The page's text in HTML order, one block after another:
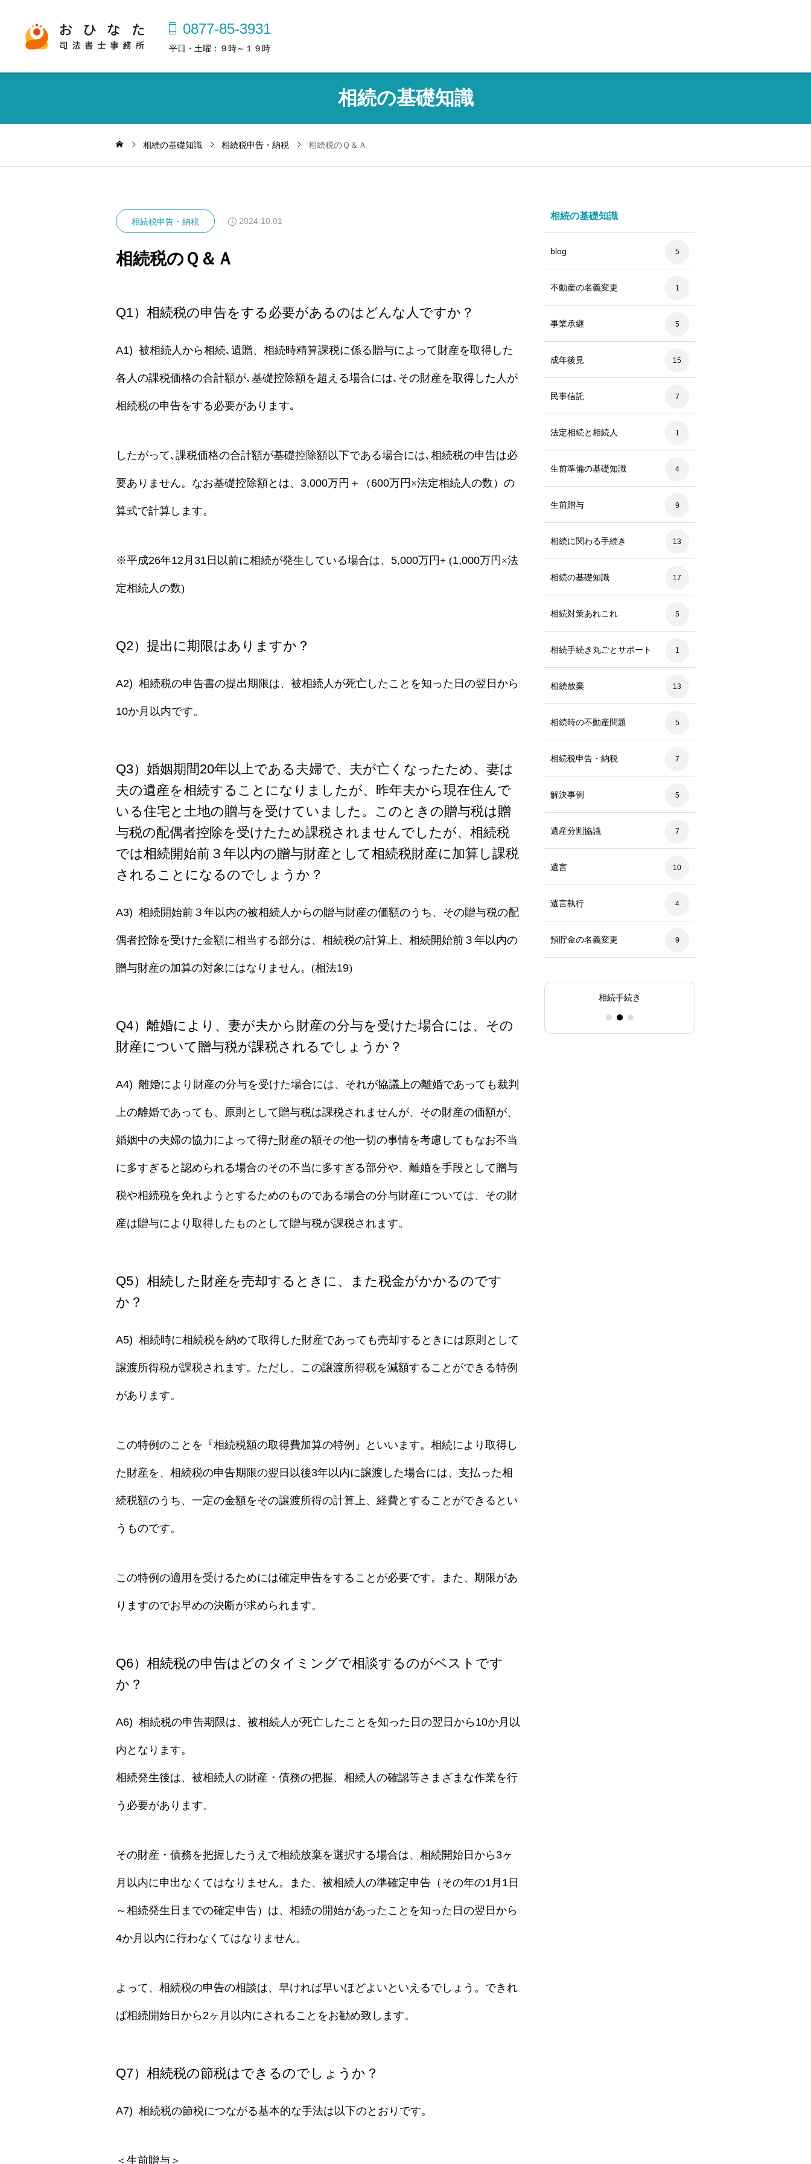
0877-85-3931
平日・土曜：９時～１９時
相続の基礎知識
相続の基礎知識 相続税申告・納税 相続税のＱ＆Ａ
相続税申告・納税 2024.10.01
相続税のＱ＆Ａ
Q1）相続税の申告をする必要があるのはどんな人ですか？
A1) 被相続人から相続､遺贈、相続時精算課税に係る贈与によって財産を取得した
各人の課税価格の合計額が､基礎控除額を超える場合には､その財産を取得した人が
相続税の申告をする必要があります｡
したがって､課税価格の合計額が基礎控除額以下である場合には､相続税の申告は必
要ありません。なお基礎控除額とは、3,000万円＋（600万円 ×法定相続人の数）の
算式で計算します。
※平成26年12月31 日以前に相続が発生している場合は、5,000万円+ (1,000万円 ×法
定相続人の数)
Q2）提出に期限はありますか？
A2) 相続税の申告書の提出期限は、 被相続人が死亡したことを知った日の翌日から
10か月以内です。
Q3）婚姻期間20年以上である夫婦で、夫が亡くなったため、妻は
夫の遺産を相続することになりましたが、昨年夫から現在住んで
いる住宅と土地の贈与を受けていました。このときの贈与税は贈
与税の配偶者控除を受けたため課税されませんでしたが、相続税
では相続開始前３年以内の贈与財産として相続税財産に加算し課税
されることになるのでしょうか？
A3) 相続開始前３年以内の被相続人からの贈与財産の価額のうち、その贈与税の配
偶者控除を受けた金額に相当する部分は、相続税の計算上、相続開始前３年以内の
贈与財産の加算の対象にはなりません。 (相法19)
Q4）離婚により、妻が夫から財産の分与を受けた場合には、その
財産について贈与税が課税されるでしょうか？
A4) 離婚により財産の分与を受けた場合には、それが協議上の離婚であっても裁判
上の離婚であっても、原則として贈与税は課税されませんが、その財産の価額が、
婚姻中の夫婦の協力によって得た財産の額その他一切の事情を考慮してもなお不当
に多すぎると認められる場合のその不当に多すぎる部分や、離婚を手段として贈与
税や相続税を免れようとするためのものである場合の分与財産については、その財
産は贈与により取得したものとして贈与税が課税されます。
Q5）相続した財産を売却するときに、また税金がかかるのです
か？
A5) 相続時に相続税を納めて取得した財産であっても売却するときには原則として
譲渡所得税が課税されます。ただし、この譲渡所得税を減額することができる特例
があります。
この特例のことを『相続税額の取得費加算の特例』といいます。相続により取得し
た財産を、相続税の申告期限の翌日以後3年以内に譲渡した場合には、支払った相
続税額のうち、一定の金額をその譲渡所得の計算上、経費とすることができるとい
うものです。
この特例の適用を受けるためには確定申告をすることが必要です。また、期限があ
りますのでお早めの決断が求められます。
Q6）相続税の申告はどのタイミングで相談するのがベストです
か？
A6) 相続税の申告期限は、 被相続人が死亡したことを知った日の翌日から10か月以
内 となります。
相続発生後は、被相続人の財産・債務の把握、相続人の確認等さまざまな作業を行
う必要があります。
その財産・債務を把握したうえで相続放棄を選択する場合は、相続開始日から3ヶ
月以内に申出なくてはなりません。また、被相続人の準確定申告（その年の1月1 日
～相続発生日までの確定申告）は、 相続の開始があったことを知った日の翌日から
4か月以内に行わなくてはなりません。
よって、相続税の申告の相談は、早ければ早いほどよいといえるでしょう。できれ
ば相続開始日から2ヶ月以内にされることをお勧め致します。
Q7）相続税の節税はできるのでしょうか？
A7) 相続税の節税につながる基本的な手法は以下のとおりです。
＜生前贈与＞
相続の基礎知識
blog 5
不動産の名義変更 1
事業承継 5
成年後見 15
民事信託 7
法定相続と相続人 1
生前準備の基礎知識 4
生前贈与 9
相続に関わる手続き 13
相続の基礎知識 17
相続対策あれこれ 5
相続手続き丸ごとサポート 1
相続放棄 13
相続時の不動産問題 5
相続税申告・納税 7
解決事例 5
遺産分割協議 7
遺言 10
遺言執行 4
預貯金の名義変更 9
不動産の相続登記（名義変更）
相続手続き
相続税の申告